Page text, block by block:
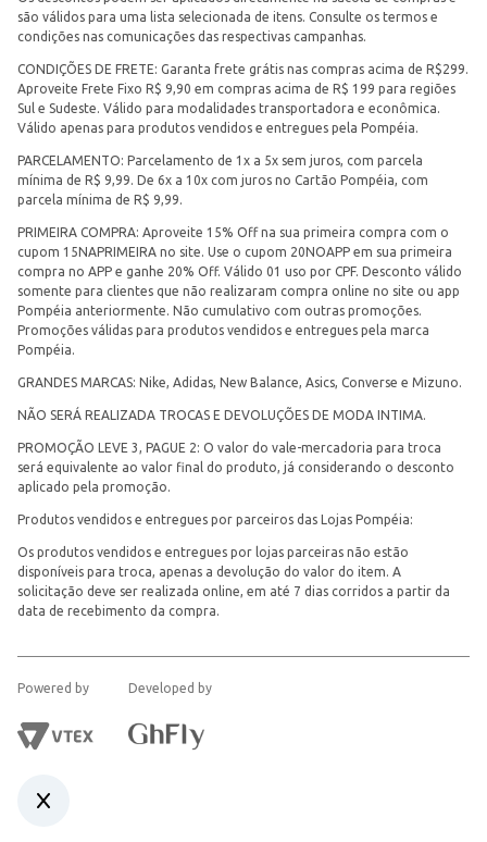
são válidos para uma lista selecionada de itens. Consulte os termos e
condições nas comunicações das respectivas campanhas.
CONDIÇÕES DE FRETE: Garanta frete grátis nas compras acima de R$299.
Aproveite Frete Fixo R$ 9,90 em compras acima de R$ 199 para regiões
Sul e Sudeste. Válido para modalidades transportadora e econômica.
Válido apenas para produtos vendidos e entregues pela Pompéia.
PARCELAMENTO: Parcelamento de 1x a 5x sem juros, com parcela
mínima de R$ 9,99. De 6x a 10x com juros no Cartão Pompéia, com
parcela mínima de R$ 9,99.
PRIMEIRA COMPRA: Aproveite 15% Off na sua primeira compra com o
cupom 15NAPRIMEIRA no site. Use o cupom 20NOAPP em sua primeira
compra no APP e ganhe 20% Off. Válido 01 uso por CPF. Desconto válido
somente para clientes que não realizaram compra online no site ou app
Pompéia anteriormente. Não cumulativo com outras promoções.
Promoções válidas para produtos vendidos e entregues pela marca
Pompéia.
GRANDES MARCAS: Nike, Adidas, New Balance, Asics, Converse e Mizuno.
NÃO SERÁ REALIZADA TROCAS E DEVOLUÇÕES DE MODA INTIMA.
PROMOÇÃO LEVE 3, PAGUE 2: O valor do vale-mercadoria para troca
será equivalente ao valor final do produto, já considerando o desconto
aplicado pela promoção.
Produtos vendidos e entregues por parceiros das Lojas Pompéia:
Os produtos vendidos e entregues por lojas parceiras não estão
disponíveis para troca, apenas a devolução do valor do item. A
solicitação deve ser realizada online, em até 7 dias corridos a partir da
data de recebimento da compra.
Powered by Developed by